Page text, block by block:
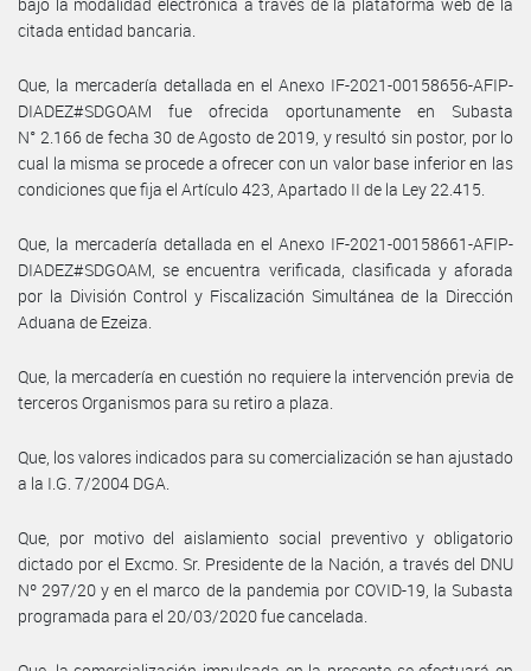
citada entidad bancaria.
Que, la mercadería detallada en el Anexo IF-2021-00158656-AFIP-
DIADEZ#SDGOAM fue ofrecida oportunamente en Subasta
N° 2.166 de fecha 30 de Agosto de 2019, y resultó sin postor, por lo
cual la misma se procede a ofrecer con un valor base inferior en las
condiciones que fija el Artículo 423, Apartado II de la Ley 22.415.
Que, la mercadería detallada en el Anexo IF-2021-00158661-AFIP-
DIADEZ#SDGOAM, se encuentra verificada, clasificada y aforada
por la División Control y Fiscalización Simultánea de la Dirección
Aduana de Ezeiza.
Que, la mercadería en cuestión no requiere la intervención previa de
terceros Organismos para su retiro a plaza.
Que, los valores indicados para su comercialización se han ajustado
a la I.G. 7/2004 DGA.
Que, por motivo del aislamiento social preventivo y obligatorio
dictado por el Excmo. Sr. Presidente de la Nación, a través del DNU
Nº 297/20 y en el marco de la pandemia por COVID-19, la Subasta
programada para el 20/03/2020 fue cancelada.